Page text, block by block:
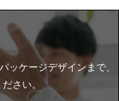
ッケージデザインまで、
さい。